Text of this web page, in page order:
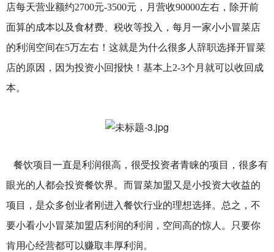
店每天营业额约2700元-3500元，月营收90000左右，除开前
面算的成本以及食材费、税收等投入，每月一家小小冒菜店
的利润空间在5万左右！这就是为什么很多人辞职选择开冒菜
店的原因，因为投资小回报快！基本上2-3个月就可以收回成
本。
餐饮项目一直是利润很高，很受投资者青睐的项目，很多有
眼光的人都会投资餐饮界。而冒菜加盟又是小投资大收益的
项目，是众多创业者刚进入餐饮行业的理想选择。总之，不
要小看小小冒菜加盟店利润的利润，空间高的惊人。只要你
肯用心经营都可以赚取丰厚利润。